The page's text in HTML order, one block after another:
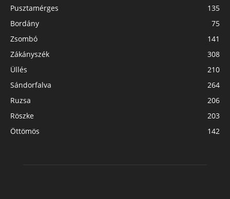
Pusztamérges
135
Bordány
75
Zsombó
141
Zákányszék
308
Üllés
210
Sándorfalva
264
Ruzsa
206
Röszke
203
Öttömös
142